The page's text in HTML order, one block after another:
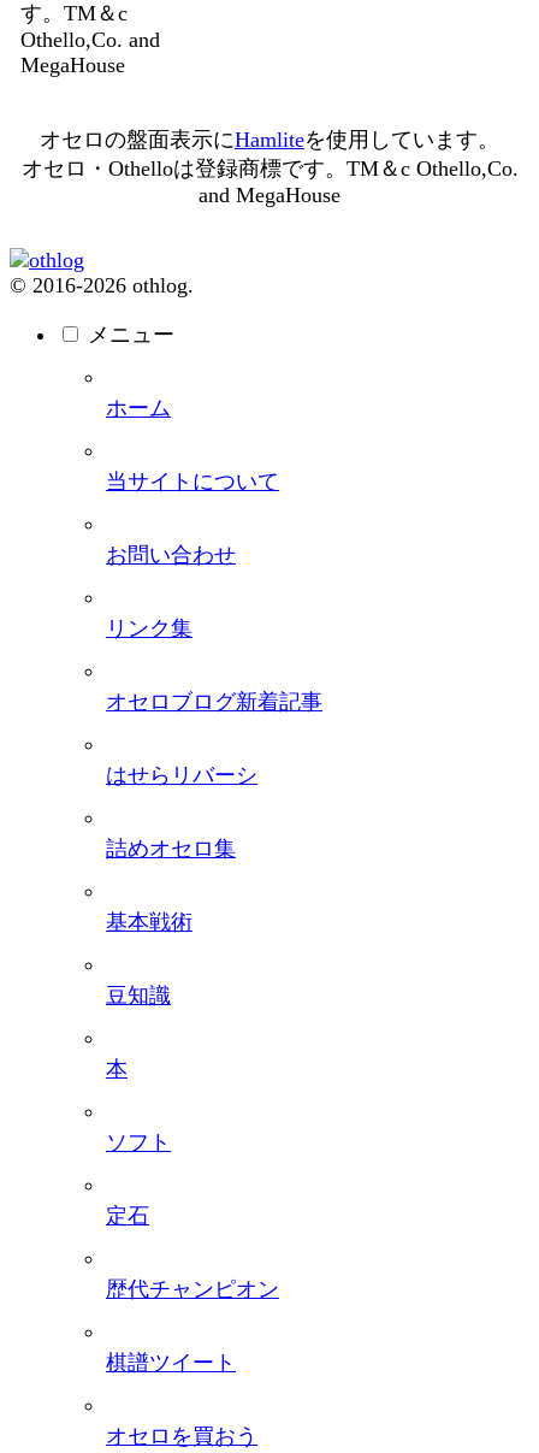
す。TM＆c
Othello,Co. and
MegaHouse
オセロの盤面表示にHamliteを使用しています。
オセロ・Othelloは登録商標です。TM＆c Othello,Co.
and MegaHouse
© 2016-2026 othlog.
メニュー
ホーム
当サイトについて
お問い合わせ
リンク集
オセロブログ新着記事
はせらリバーシ
詰めオセロ集
基本戦術
豆知識
本
ソフト
定石
歴代チャンピオン
棋譜ツイート
オセロを買おう